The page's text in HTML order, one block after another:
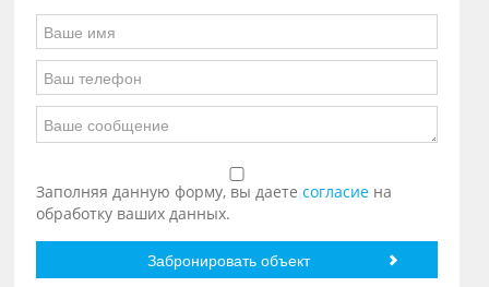
Заполняя данную форму, вы даетесогласие на
обработку ваших данных.